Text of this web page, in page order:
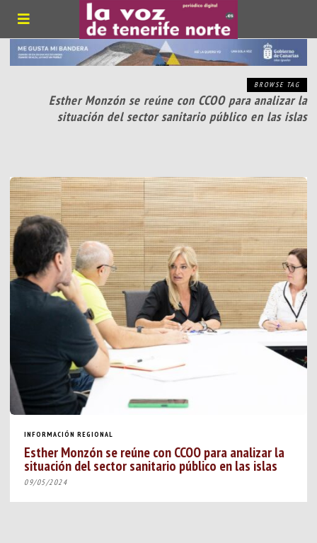
BROWSE TAG
Esther Monzón se reúne con CCOO para analizar la
situación del sector sanitario público en las islas
INFORMACIÓN REGIONAL
Esther Monzón se reúne con CCOO para analizar la
situación del sector sanitario público en las islas
09/05/2024